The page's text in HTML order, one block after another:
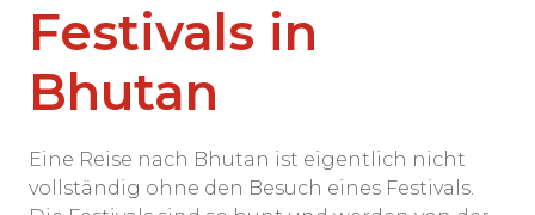
Festivals in
Bhutan
Eine Reise nach Bhutan ist eigentlich nicht
vollständig ohne den Besuch eines Festivals.